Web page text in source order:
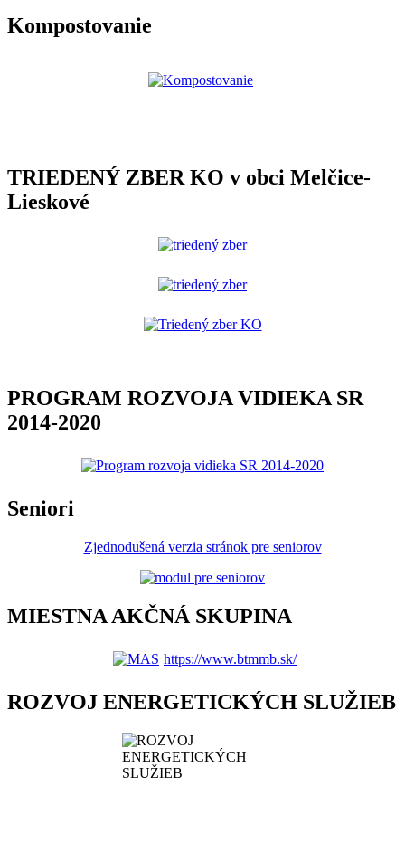
Kompostovanie
TRIEDENÝ ZBER KO v obci Melčice-
Lieskové
PROGRAM ROZVOJA VIDIEKA SR
2014-2020
Seniori
Zjednodušená verzia stránok pre seniorov
MIESTNA AKČNÁ SKUPINA
https://www.btmmb.sk/
ROZVOJ ENERGETICKÝCH SLUŽIEB